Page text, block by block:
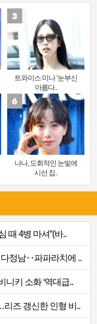
트와이스 미나 ‘눈부신
아름다..
나나, 도회적인 눈빛에
시선 집..
때 4병 마셔”(바..
정남‥파파라치에 ..
니키 소화 ‘역대급..
즈 갱신한 인형 비..